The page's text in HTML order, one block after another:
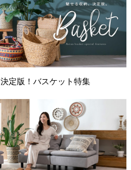
定版！バスケット特集